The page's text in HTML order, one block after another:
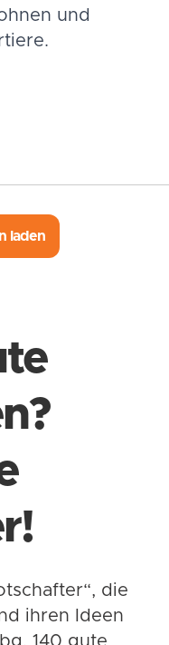
und
laden
die
ihren Ideen
140 gute